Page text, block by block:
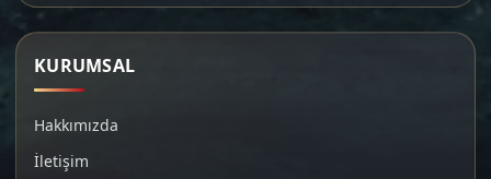
KURUMSAL
Hakkımızda
İletişim